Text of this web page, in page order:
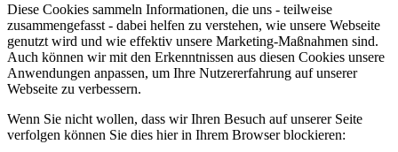
Diese Cookies sammeln Informationen, die uns - teilweise
zusammengefasst - dabei helfen zu verstehen, wie unsere Webseite
genutzt wird und wie effektiv unsere Marketing-Maßnahmen sind.
Auch können wir mit den Erkenntnissen aus diesen Cookies unsere
Anwendungen anpassen, um Ihre Nutzererfahrung auf unserer
Webseite zu verbessern.
Wenn Sie nicht wollen, dass wir Ihren Besuch auf unserer Seite
verfolgen können Sie dies hier in Ihrem Browser blockieren: